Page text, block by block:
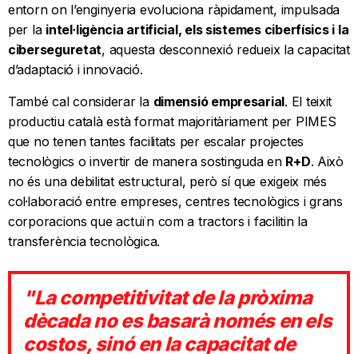
entorn on l’enginyeria evoluciona ràpidament, impulsada
per la intel·ligència artificial, els sistemes ciberfísics i la
ciberseguretat, aquesta desconnexió redueix la capacitat
d’adaptació i innovació.
També cal considerar la dimensió empresarial. El teixit
productiu català està format majoritàriament per PIMES
que no tenen tantes facilitats per escalar projectes
tecnològics o invertir de manera sostinguda en R+D. Això
no és una debilitat estructural, però sí que exigeix més
col·laboració entre empreses, centres tecnològics i grans
corporacions que actuïn com a tractors i facilitin la
transferència tecnològica.
"La competitivitat de la pròxima
dècada no es basarà només en els
costos, sinó en la capacitat de